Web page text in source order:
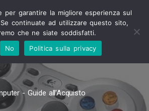
- Guide all’Acquisto
per garantire la migliore esperienza sul
continuate ad utilizzare questo sito,
che ne siate soddisfatti.
No Politica sulla privacy